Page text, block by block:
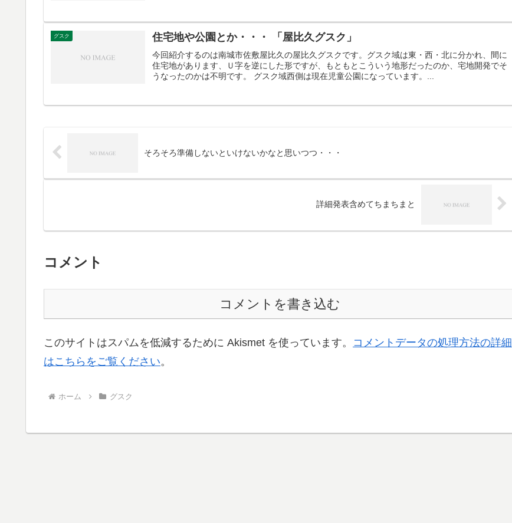
グスク 住宅地や公園とか・・・ 「屋比久グスク」
今回紹介するのは南城市佐敷屋比久の屋比久グスクです。グスク域は東・西・北に分かれ、間に
住宅地があります、Ｕ字を逆にした形ですが、もともとこういう地形だったのか、宅地開発でそ
うなったのかは不明です。 グスク域西側は現在児童公園になっています。...
そろそろ準備しないといけないかなと思いつつ・・・
詳細発表含めてちまちまと
コメント
コメントを書き込む
このサイトはスパムを低減するために Akismet を使っています。 コメントデータの処理方法の詳細
はこちらをご覧ください。
ホーム グスク